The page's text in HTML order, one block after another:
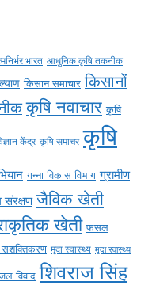
भारत आधुनिक कृषि तकनीक
किसान समाचार किसानों
कृषि नवाचार कृषि
केंद्र कृषि समाचर कृषि
गन्ना विकास विभाग ग्रामीण
जैविक खेती
खेती फसल
सशक्तिकरण मृदा स्वास्थ्य मृदा स्वास्थ्य
विवाद शिवराज सिंह